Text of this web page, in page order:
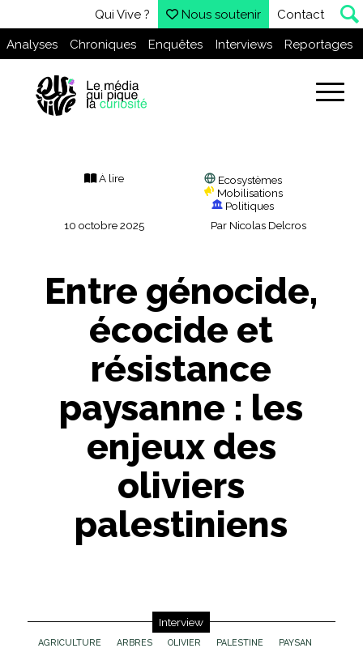
Qui Vive ? Nous soutenir Contact
Analyses Chroniques Enquêtes Interviews Reportages
À lire
Ecosystèmes
Mobilisations
Politiques
10 octobre 2025
Par Nicolas Delcros
Entre génocide,
écocide et
résistance
paysanne : les
enjeux des
oliviers
palestiniens
Interview
AGRICULTURE ARBRES OLIVIER PALESTINE PAYSAN